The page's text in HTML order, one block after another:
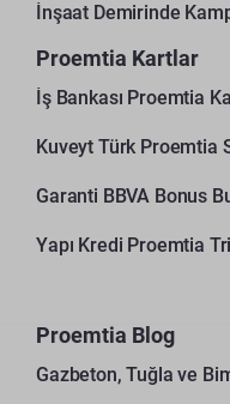
İnşaat Demirinde
Proemtia Kartlar
İş Bankası Proemtia
Kuveyt Türk Proemtia
Garanti BBVA Bonus
Yapı Kredi Proemtia
Proemtia Blog